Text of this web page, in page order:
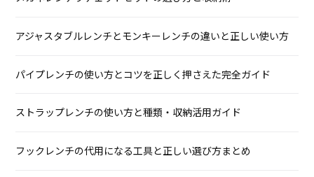
アジャスタブルレンチとモンキーレンチの違いと正しい使い方
パイプレンチの使い方とコツを正しく押さえた完全ガイド
ストラップレンチの使い方と種類・収納活用ガイド
フックレンチの代用になる工具と正しい選び方まとめ